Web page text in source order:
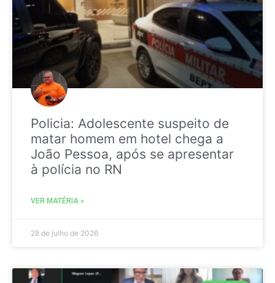
Policia: Adolescente suspeito de
matar homem em hotel chega a
João Pessoa, após se apresentar
à polícia no RN
VER MATÉRIA »
28 de julho de 2026